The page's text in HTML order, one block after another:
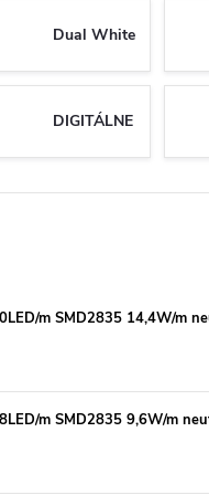
Dual White
DIGITÁLNE
m SMD2835 14,4W/m
m SMD2835 9,6W/m